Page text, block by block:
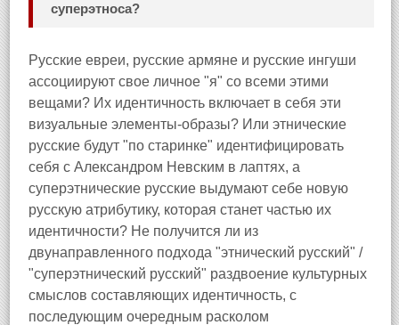
суперэтноса?
Русские евреи, русские армяне и русские ингуши
ассоциируют свое личное "я" со всеми этими
вещами? Их идентичность включает в себя эти
визуальные элементы-образы? Или этнические
русские будут "по старинке" идентифицировать
себя с Александром Невским в лаптях, а
суперэтнические русские выдумают себе новую
русскую атрибутику, которая станет частью их
идентичности? Не получится ли из
двунаправленного подхода "этнический русский" /
"суперэтнический русский" раздвоение культурных
смыслов составляющих идентичность, с
последующим очередным расколом